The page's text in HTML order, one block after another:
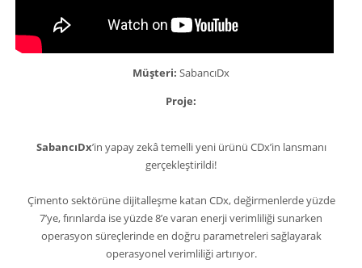
Müşteri: SabancıDx
Proje:
SabancıDx’in yapay zekâ temelli yeni ürünü CDx’in lansmanı
gerçekleştirildi!
Çimento sektörüne dijitalleşme katan CDx, değirmenlerde yüzde
7’ye, fırınlarda ise yüzde 8’e varan enerji verimliliği sunarken
operasyon süreçlerinde en doğru parametreleri sağlayarak
operasyonel verimliliği artırıyor.